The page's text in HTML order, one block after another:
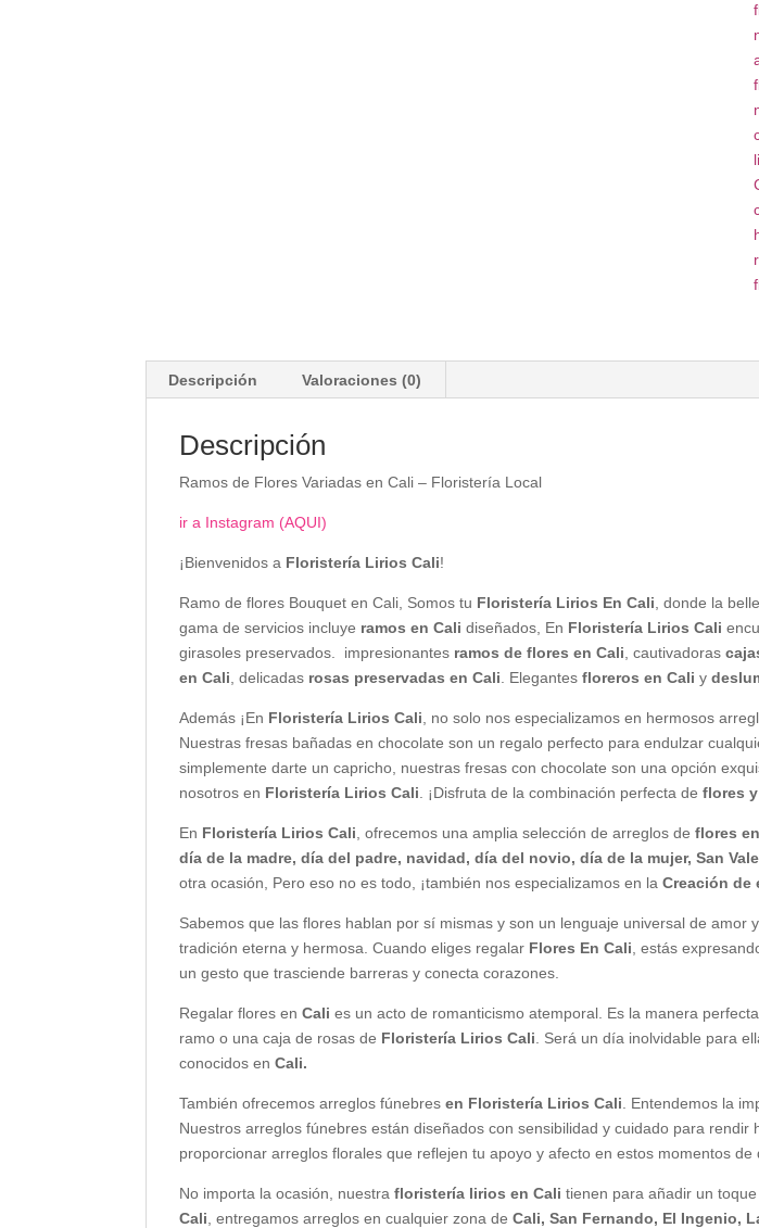
Descripción Valoraciones (0)
Descripción
Ramos de Flores Variadas en Cali – Floristería Local
ir a Instagram (AQUI)
¡Bienvenidos a Floristería Lirios Cali!
Ramo de flores Bouquet en Cali, Somos tu Floristería Lirios En Cali , donde la
gama de servicios incluye ramos en Cali diseñados, En Floristería Lirios Cali
girasoles preservados. impresionantes ramos de flores en Cali , cautivadoras
en Cali , delicadas rosas preservadas en Cali . Elegantesfloreros en Caliy
Además ¡En Floristería Lirios Cali , no solo nos especializamos en hermosos
Nuestras fresas bañadas en chocolate son un regalo perfecto para endulzar
simplemente darte un capricho, nuestras fresas con chocolate son una opción
nosotros en Floristería Lirios Cali . ¡Disfruta de la combinación perfecta deflores
En Floristería Lirios Cali , ofrecemos una amplia selección de arreglos deflores
día de la madre, día del padre, navidad, día del novio, día de la mujer, San
otra ocasión, Pero eso no es todo, ¡también nos especializamos en laCreación de
Sabemos que las flores hablan por sí mismas y son un lenguaje universal de
tradición eterna y hermosa. Cuando eliges regalar Flores En Cali , estás
un gesto que trasciende barreras y conecta corazones.
Regalar flores enCali es un acto de romanticismo atemporal. Es la manera
ramo o una caja de rosas de Floristería Lirios Cali . Será un día inolvidable para
conocidos enCali.
También ofrecemos arreglos fúnebresen Floristería Lirios Cali . Entendemos la
Nuestros arreglos fúnebres están diseñados con sensibilidad y cuidado para
proporcionar arreglos florales que reflejen tu apoyo y afecto en estos momentos
No importa la ocasión, nuestrafloristería lirios en Cali tienen para añadir un
Cali , entregamos arreglos en cualquier zona deCali, San Fernando, El Ingenio,